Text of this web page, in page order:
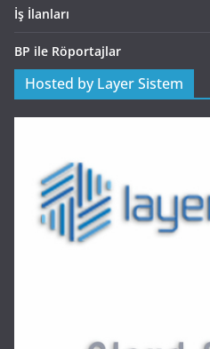
İş İlanları
BP ile Röportajlar
Hosted by Layer Sistem